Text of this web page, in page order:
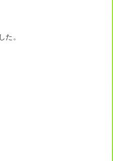
た。